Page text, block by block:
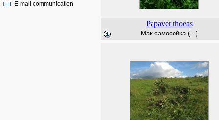
E-mail communication
Papaver rhoeas
Мак самосейка (...)